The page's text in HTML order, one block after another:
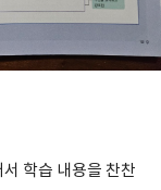
학습 내용을 찬찬